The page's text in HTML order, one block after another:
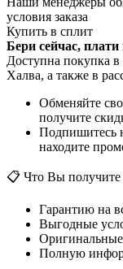
условия заказа
Купить в сплит
Бери сейчас, плати
Доступна покупка
Халва, а также в
Обменяйте
получите
Подпишитесь
находите
📋 Что Вы получите
Гарантию на
Выгодные
Оригинальные
Полную